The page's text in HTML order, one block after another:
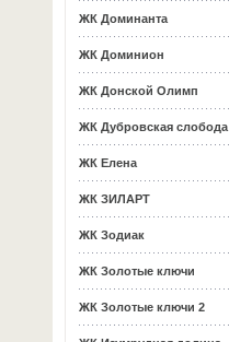
ЖК Доминанта
ЖК Доминион
ЖК Донской Олимп
ЖК Дубровская слобода
ЖК Елена
ЖК ЗИЛАРТ
ЖК Зодиак
ЖК Золотые ключи
ЖК Золотые ключи 2